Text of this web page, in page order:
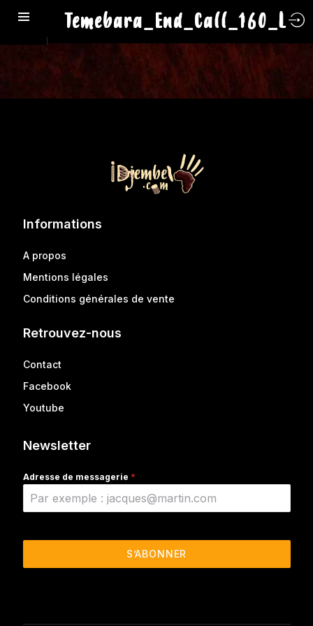
Temebara_End_Call_160_L
Informations
A propos
Mentions légales
Conditions générales de vente
Retrouvez-nous
Contact
Facebook
Youtube
Newsletter
Adresse de messagerie *
S’ABONNER